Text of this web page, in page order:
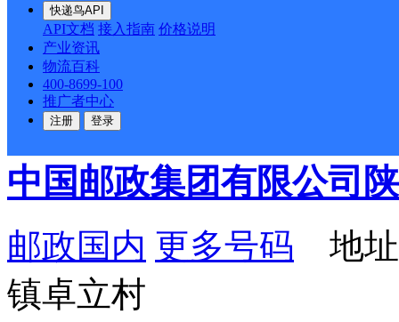
快递鸟API
API文档 接入指南 价格说明
产业资讯
物流百科
400-8699-100
推广者中心
注册 登录
邮政国内 更多号码
与华城街道十字口西北
派送范围:-
中国邮政集团有限公司
邮政国内 更多号码 地址
镇卓立村